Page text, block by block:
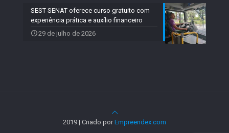
SEST SENAT oferece curso gratuito com
experiência prática e auxílio financeiro
29 de julho de 2026
2019 | Criado porEmpreendex.com